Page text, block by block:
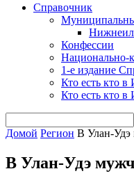
Справочник
Конфессии
Национально-
1-е издание
Кто есть кто
Кто есть кто
Домой Регион В Улан-Удэ
В Улан-Удэ